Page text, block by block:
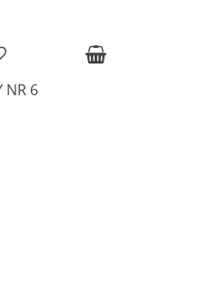
NR 6